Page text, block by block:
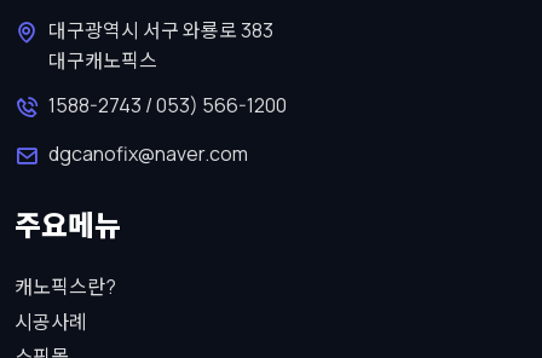
대구광역시 서구 와룡로 383
대구캐노픽스
1588-2743 / 053) 566-1200
dgcanofix@naver.com
주요메뉴
캐노픽스란?
시공사례